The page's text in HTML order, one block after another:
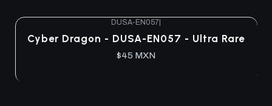
Agotado
DUSA-EN057|
Cyber Dragon - DUSA-EN057 - Ultra Rare
$45 MXN